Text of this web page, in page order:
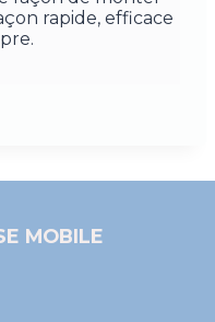
rapide, efficace
MOBILE